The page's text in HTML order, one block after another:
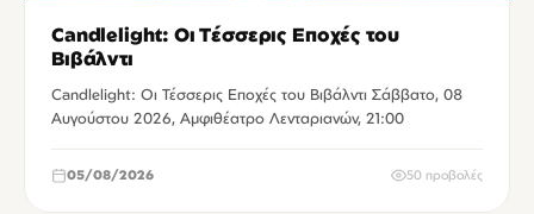
Candlelight: Οι Τέσσερις Εποχές του
Βιβάλντι
Candlelight: Οι Τέσσερις Εποχές του Βιβάλντι Σάββατο, 08
Αυγούστου 2026, Αμφιθέατρο Λενταριανών, 21:00
05/08/2026 50 προβολές